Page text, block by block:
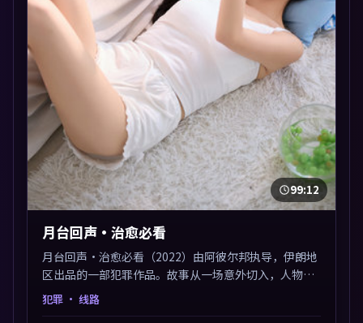
99:12
月台回声·治愈必看
月台回声·治愈必看（2022）由阿彼尔邦执导，伊朗地
区出品的一部犯罪作品。故事从一场意外切入，人物在
道德与生存之间反复摇摆，叙事层层推进，情绪克制而
有力。主演阵容以生活化表演见长，对手戏火花四溅。
犯罪 · 线路